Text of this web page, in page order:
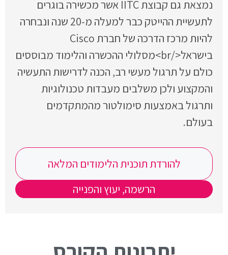
נמצאת גם קבוצת IITC אשר מכשירה בוגרים
לתעשיית ההייטק כבר למעלה מ-20 שנה ונבחרה
להיות מרכז הדרכה של חברת Cisco
בישראל</br>מסלולי ההכשרה והלימוד מבוססים
כולם על תרגול מעשי רב, הכנה לדרישות התעשיה
והמקצוע ולכן משלבים מעבדות טכנולוגיות
ותרגול באמצעות סימולטור מהמתקדמים
בעולם.
להורדת תוכנית הלימודים המלאה
הרשמה, יעוץ והפנייה